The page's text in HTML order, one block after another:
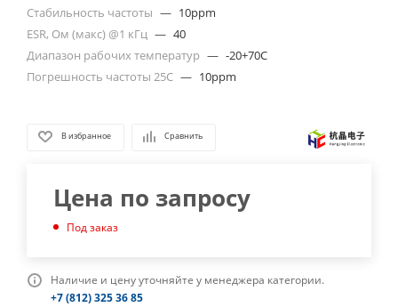
Стабильность частоты — 10ppm
ESR, Ом (макс) @1 кГц — 40
Диапазон рабочих температур — -20+70C
Погрешность частоты 25С — 10ppm
В избранное Сравнить
Цена по запросу
Под заказ
Наличие и цену уточняйте у менеджера категории.
+7 (812) 325 36 85